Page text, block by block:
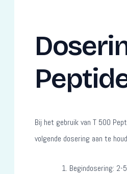
Bij het gebruik van T 500
volgende dosering aan te
Begindosering: 2-